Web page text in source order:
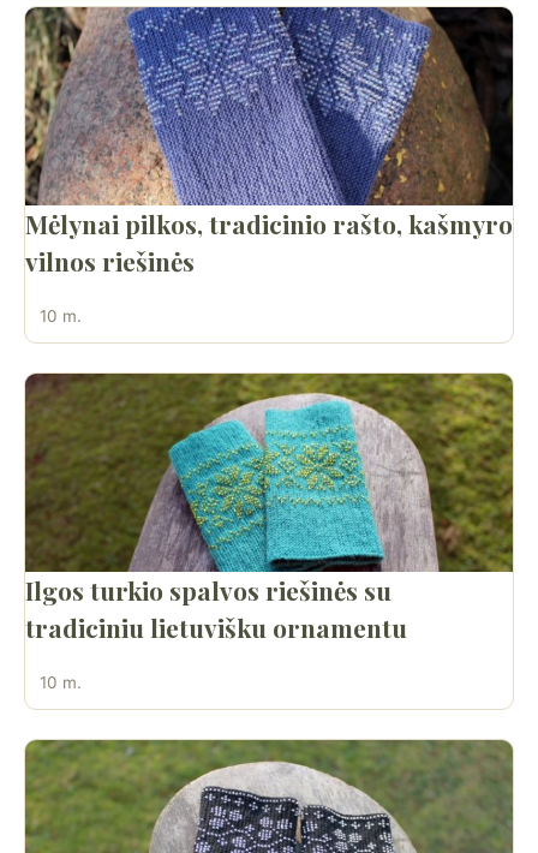
Mėlynai pilkos, tradicinio rašto, kašmyro
vilnos riešinės
10 m.
Ilgos turkio spalvos riešinės su
tradiciniu lietuvišku ornamentu
10 m.